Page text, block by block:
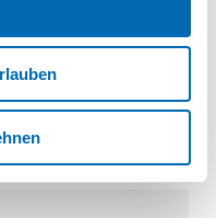
Wendeschlüssel